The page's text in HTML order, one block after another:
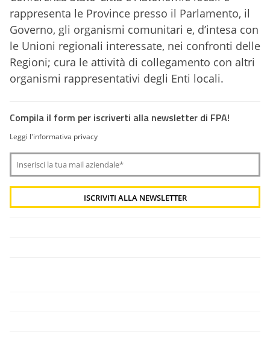
rappresenta le Province presso il Parlamento, il
Governo, gli organismi comunitari e, d’intesa con
le Unioni regionali interessate, nei confronti delle
Regioni; cura le attività di collegamento con altri
organismi rappresentativi degli Enti locali.
Compila il form per iscriverti alla newsletter di FPA!
Leggi l'informativa privacy